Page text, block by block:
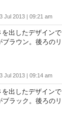
Jul 2013 | 09:21 am
出したデザインで
ラウン。後ろのリ
Jul 2013 | 09:14 am
出したデザインで
ラック。後ろのリ